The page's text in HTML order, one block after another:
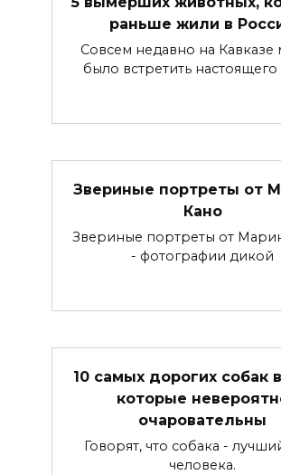
раньше жили в
Совсем недавно на
было встретить настоящего
Звериные портреты от
Кано
Звериные портреты от
- фотографии дикой
10 самых дорогих собак
которые
очаровательны
Говорят, что собака -
человека.